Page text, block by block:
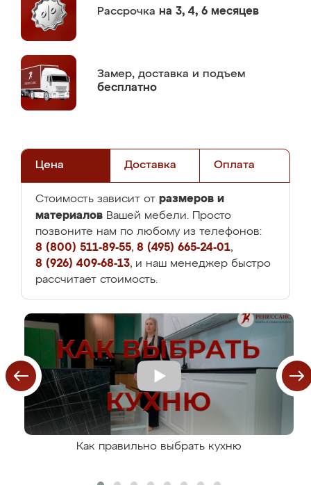
Рассрочка на 3, 4, 6 месяцев
Замер, доставка и подъем
бесплатно
Цена Доставка Оплата
Стоимость зависит от размеров и
материалов Вашей мебели. Просто
позвоните нам по любому из телефонов:
8 (800) 511-89-55, 8 (495) 665-24-01,
8 (926) 409-68-13, и наш менеджер быстро
рассчитает стоимость.
Как правильно выбрать кухню